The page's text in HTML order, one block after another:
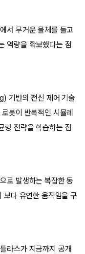
서 무거운 물체를 들고
역량을 확보했다는 점
기반의 전신 제어 기술
봇이 반복적인 시뮬레
형 전략을 학습하는 접
로 발생하는 복잡한 동
보다 유연한 움직임을 구
라스가 지금까지 공개